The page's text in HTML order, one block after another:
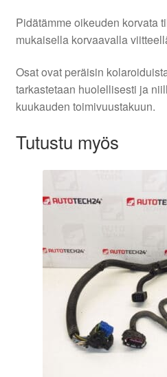
Pidätämme oikeuden korvata
mukaisella korvaavalla
Osat ovat peräisin
tarkastetaan huolellisesti ja
kuukauden toimivuustakuun.
Tutustu myös